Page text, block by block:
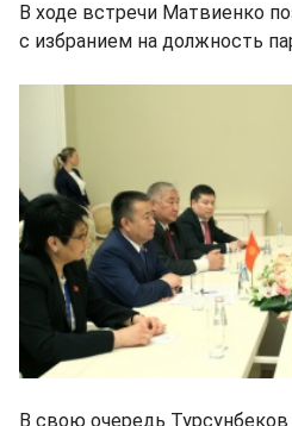
В ходе встречи Матвиенко
с избранием на должность
В свою очередь